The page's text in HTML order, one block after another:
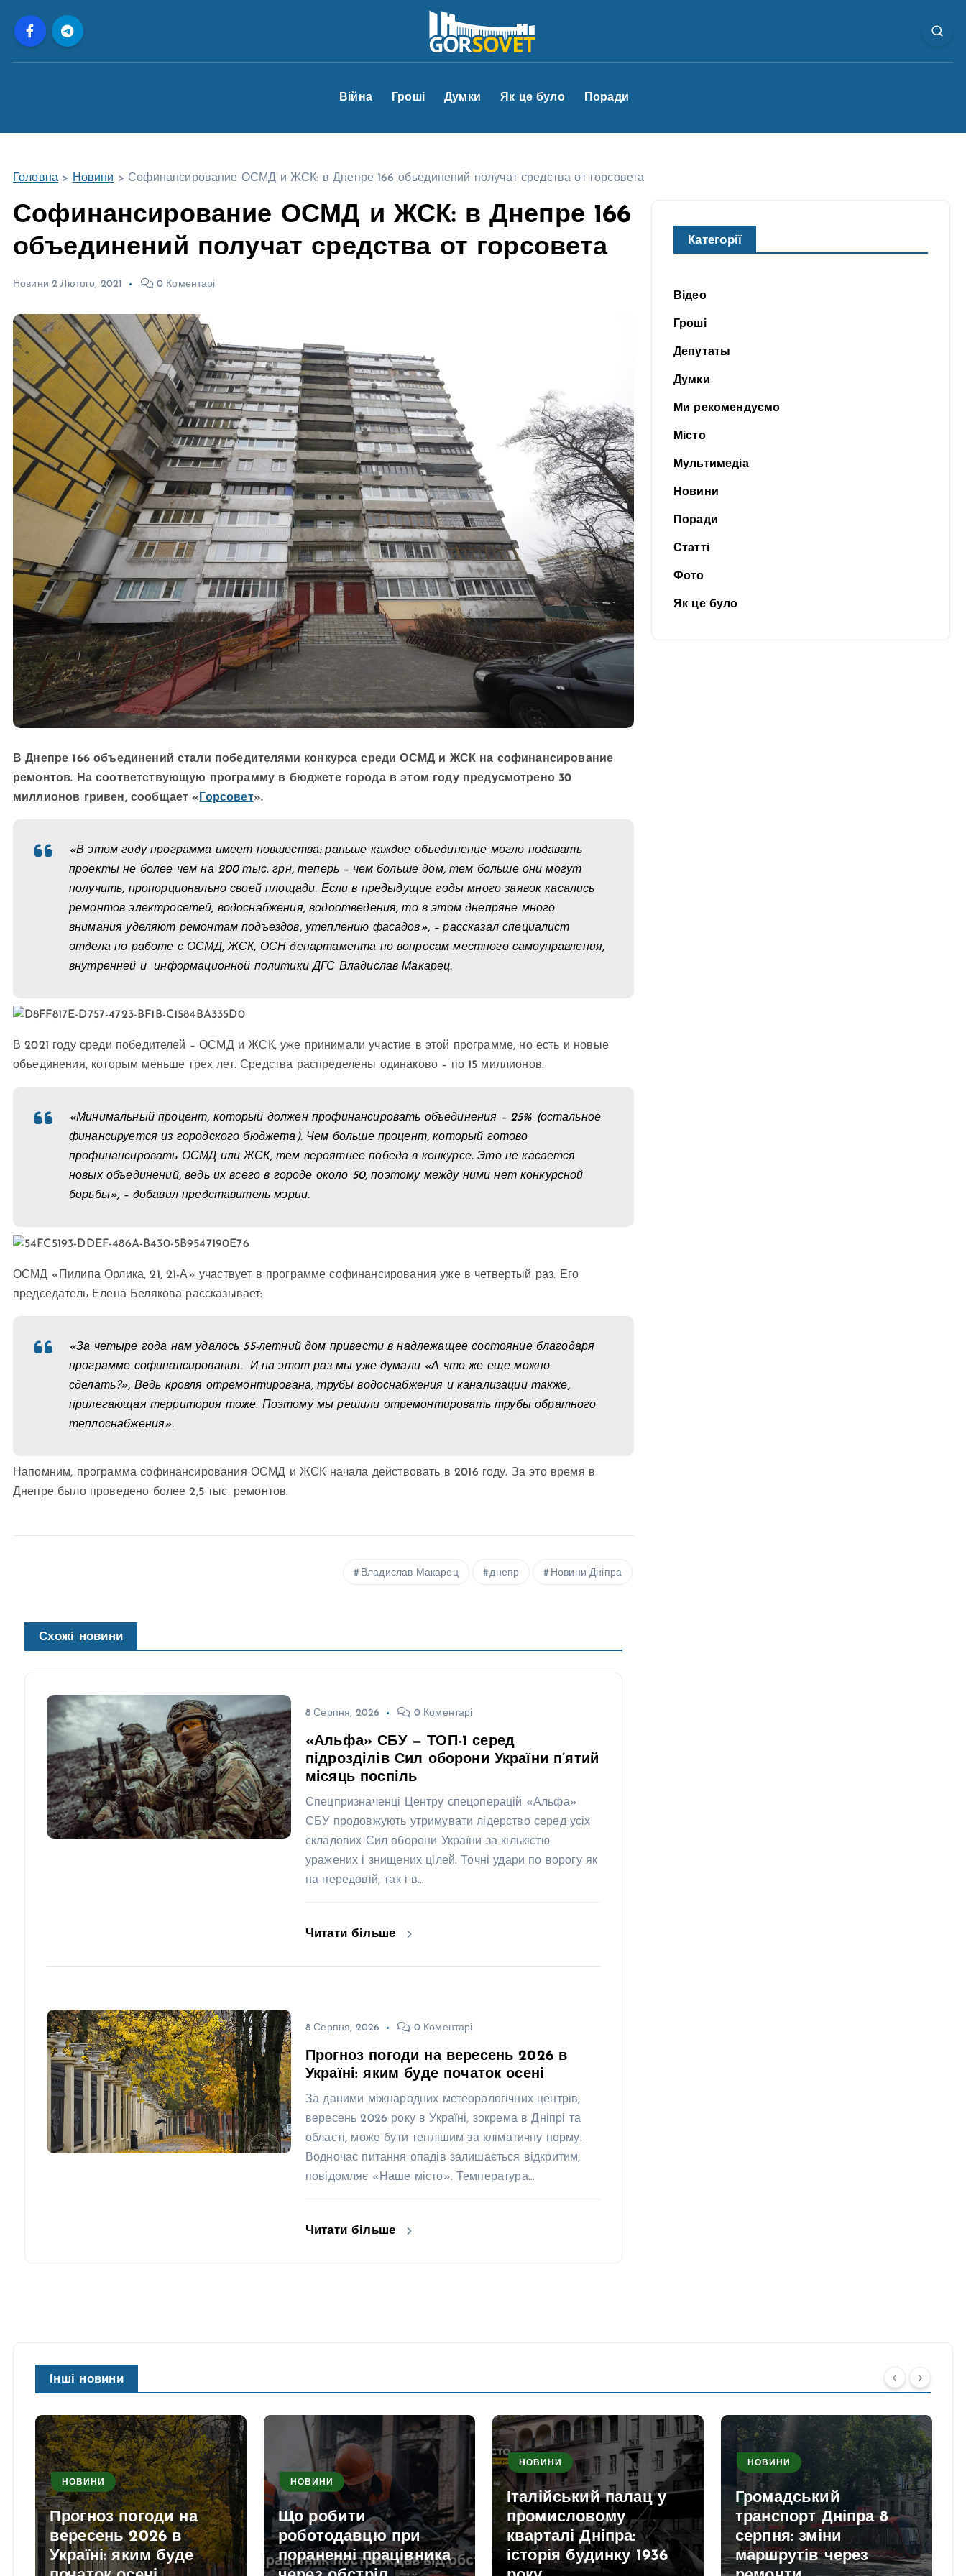
Війна Гроші Думки Як це було Поради
Головна > Новини > Софинансирование ОСМД и ЖСК: в Днепре 166 объединений получат средства от горсовета
Софинансирование ОСМД и ЖСК: в Днепре 166
объединений получат средства от горсовета
Новини 2 Лютого, 2021 0 Коментарі
В Днепре 166 объединений стали победителями конкурса среди ОСМД и ЖСК на софинансирование
ремонтов. На соответствующую программу в бюджете города в этом году предусмотрено 30
миллионов гривен, сообщает « Горсовет».
«В этом году программа имеет новшества: раньше каждое объединение могло подавать
проекты не более чем на 200 тыс. грн, теперь – чем больше дом, тем больше они могут
получить, пропорционально своей площади. Если в предыдущие годы много заявок касались
ремонтов электросетей, водоснабжения, водоотведения, то в этом днепряне много
внимания уделяют ремонтам подъездов, утеплению фасадов», – рассказал специалист
отдела по работе с ОСМД, ЖСК, ОСН департамента по вопросам местного самоуправления,
внутренней и информационной политики ДГС Владислав Макарец.
В 2021 году среди победителей – ОСМД и ЖСК, уже принимали участие в этой программе, но есть и новые
объединения, которым меньше трех лет. Средства распределены одинаково – по 15 миллионов.
«Минимальный процент, который должен профинансировать объединения – 25% (остальное
финансируется из городского бюджета). Чем больше процент, который готово
профинансировать ОСМД или ЖСК, тем вероятнее победа в конкурсе. Это не касается
новых объединений, ведь их всего в городе около 50, поэтому между ними нет конкурсной
борьбы», – добавил представитель мэрии.
ОСМД «Пилипа Орлика, 21, 21-А» участвует в программе софинансирования уже в четвертый раз. Его
председатель Елена Белякова рассказывает:
«За четыре года нам удалось 55-летний дом привести в надлежащее состояние благодаря
программе софинансирования. И на этот раз мы уже думали «А что же еще можно
сделать?», Ведь кровля отремонтирована, трубы водоснабжения и канализации также,
прилегающая территория тоже. Поэтому мы решили отремонтировать трубы обратного
теплоснабжения».
Напомним, программа софинансирования ОСМД и ЖСК начала действовать в 2016 году. За это время в
Днепре было проведено более 2,5 тыс. ремонтов.
Владислав Макарец днепр Новини Дніпра
Схожі новини
8 Серпня, 2026 0 Коментарі
«Альфа» СБУ — ТОП-1 серед
підрозділів Сил оборони України п’ятий
місяць поспіль
Спецпризначенці Центру спецоперацій «Альфа»
СБУ продовжують утримувати лідерство серед усіх
складових Сил оборони України за кількістю
уражених і знищених цілей. Точні удари по ворогу як
на передовій, так і в…
Читати більше
8 Серпня, 2026 0 Коментарі
Прогноз погоди на вересень 2026 в
Україні: яким буде початок осені
За даними міжнародних метеорологічних центрів,
вересень 2026 року в Україні, зокрема в Дніпрі та
області, може бути теплішим за кліматичну норму.
Водночас питання опадів залишається відкритим,
повідомляє «Наше місто». Температура…
Читати більше
Категорії
Відео
Гроші
Депутаты
Думки
Ми рекомендуємо
Місто
Мультимедіа
Новини
Поради
Статті
Фото
Як це було
Інші новини
НОВИНИ
Прогноз погоди на
вересень 2026 в
Україні: яким буде
НОВИНИ
Що робити
роботодавцю при
пораненні працівника
НОВИНИ
Італійський палац у
промисловому
кварталі Дніпра:
історія будинку 1936
НОВИНИ
Громадський
транспорт Дніпра 8
серпня: зміни
маршрутів через